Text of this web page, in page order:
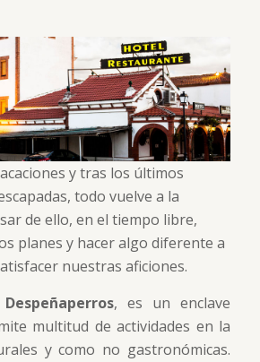
y tras los últimos
todo vuelve a la
de ello, en el tiempo libre,
planes y hacer algo diferente a
nuestras aficiones.
, es un enclave
multitud de actividades en la
y como no gastronómicas.